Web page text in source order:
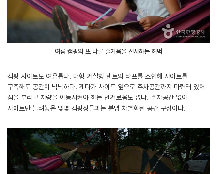
여름 캠핑의 또 다른 즐거움을 선사하는 해먹
캠핑 사이트도 여유롭다. 대형 거실형 텐트와 타프를 조합해 사이트를
구축해도 공간이 넉넉하다. 게다가 사이트 옆으로 주차공간까지 마련돼 있어
짐을 부리고 차량을 이동시켜야 하는 번거로움도 없다. 주차공간 없이
사이트만 늘려놓은 몇몇 캠핑장들과는 분명 차별화된 공간 구성이다.